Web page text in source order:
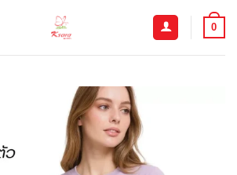
0